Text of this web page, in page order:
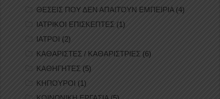
ΘΕΣΕΙΣ ΠΟΥ ΔΕΝ ΑΠΑΙΤΟΥΝ ΕΜΠΕΙΡΙΑ(4)
ΙΑΤΡΙΚΟΙ ΕΠΙΣΚΕΠΤΕΣ (1)
ΙΑΤΡΟΙ (2)
ΚΑΘΑΡΙΣΤΕΣ / ΚΑΘΑΡΙΣΤΡΙΕΣ (6)
ΚΑΘΗΓΗΤΕΣ (5)
ΚΗΠΟΥΡΟΙ (1)